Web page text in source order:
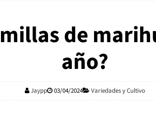
de
año?
Jaypp 03/04/2024 Variedades y Cultivo